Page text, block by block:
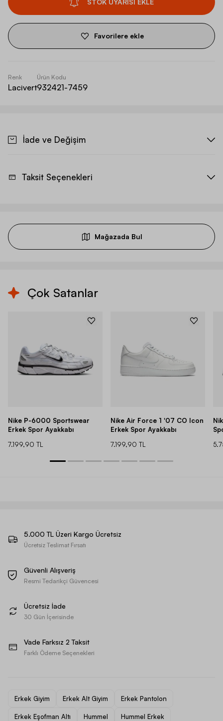
STOK UYARISI EKLE
Favorilere ekle
Renk
Lacivert
Ürün Kodu
932421-7459
İade ve Değişim
Taksit Seçenekleri
Mağazada Bul
Çok Satanlar
Nike P-6000 Sportswear
Erkek Spor Ayakkabı
7.199,90 TL
Nike Air Force 1 '07 CO Icon
Erkek Spor Ayakkabı
7.199,90 TL
5.000 TL Üzeri Kargo Ücretsiz
Ücretsiz Teslimat Fırsatı
Güvenli Alışveriş
Resmi Tedarikçi Güvencesi
Ücretsiz İade
30 Gün İçerisinde
Vade Farksız 2 Taksit
Farklı Ödeme Seçenekleri
Erkek Giyim Erkek Alt Giyim Erkek Pantolon
Erkek Eşofman Altı Hummel Hummel Erkek